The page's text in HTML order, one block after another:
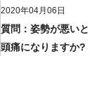
2020年04月06日
質問：姿勢が悪いと
頭痛になりますか?